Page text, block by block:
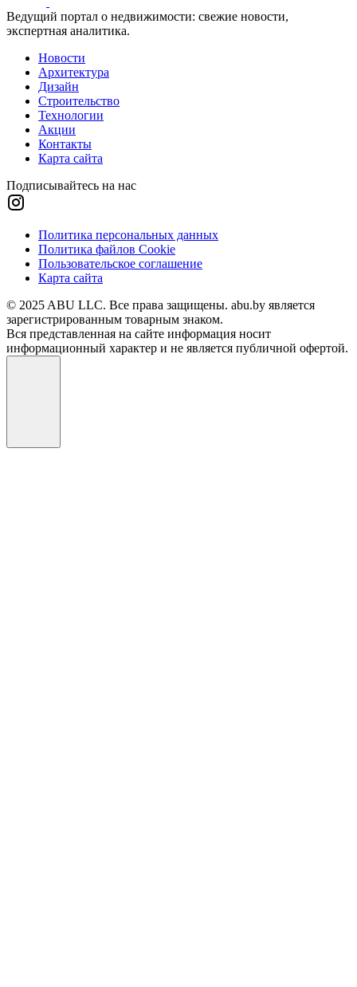
Ведущий портал о недвижимости: свежие новости,
экспертная аналитика.
Новости
Архитектура
Дизайн
Строительство
Технологии
Акции
Контакты
Карта сайта
Подписывайтесь на нас
Политика персональных данных
Политика файлов Cookie
Пользовательское соглашение
Карта сайта
© 2025 ABU LLC. Все права защищены. abu.by является
зарегистрированным товарным знаком.
Вся представленная на сайте информация носит
информационный характер и не является публичной офертой.